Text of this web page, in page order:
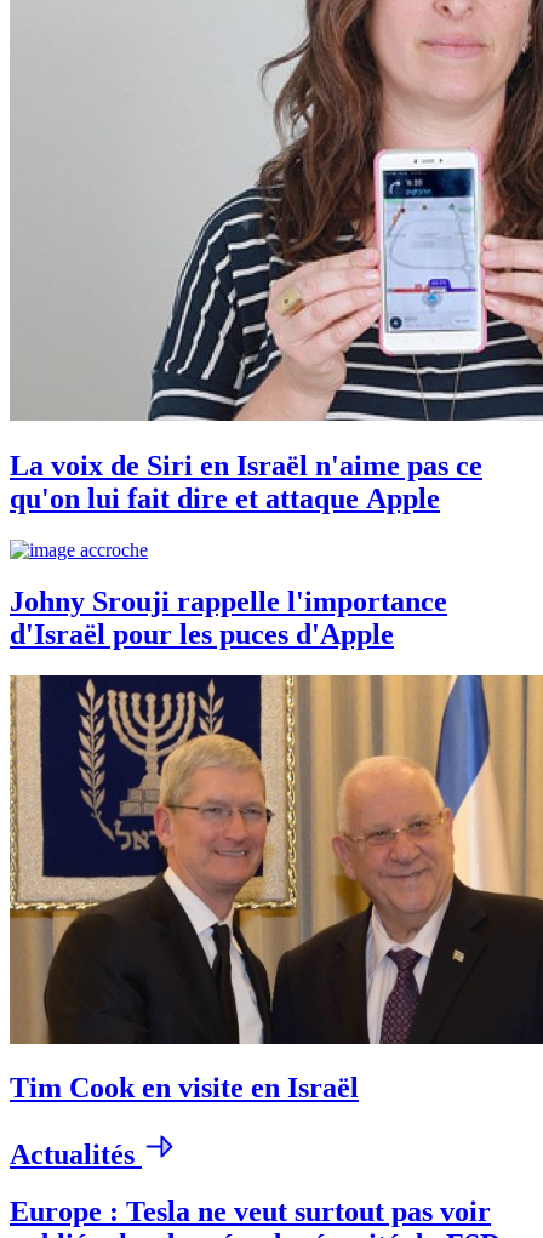
La voix de Siri en Israël n'aime pas ce
qu'on lui fait dire et attaque Apple
Johny Srouji rappelle l'importance
d'Israël pour les puces d'Apple
Tim Cook en visite en Israël
Actualités
Europe : Tesla ne veut surtout pas voir